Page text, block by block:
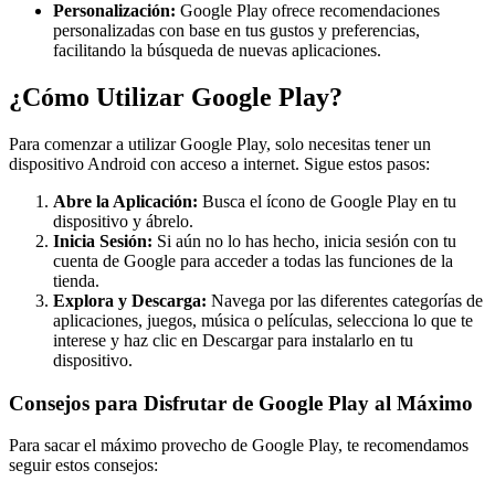
Personalización: Google Play ofrece recomendaciones
personalizadas con base en tus gustos y preferencias,
facilitando la búsqueda de nuevas aplicaciones.
¿Cómo Utilizar Google Play?
Para comenzar a utilizar Google Play, solo necesitas tener un
dispositivo Android con acceso a internet. Sigue estos pasos:
Abre la Aplicación: Busca el ícono de Google Play en tu
dispositivo y ábrelo.
Inicia Sesión: Si aún no lo has hecho, inicia sesión con tu
cuenta de Google para acceder a todas las funciones de la
tienda.
Explora y Descarga: Navega por las diferentes categorías de
aplicaciones, juegos, música o películas, selecciona lo que te
interese y haz clic en Descargar para instalarlo en tu
dispositivo.
Consejos para Disfrutar de Google Play al Máximo
Para sacar el máximo provecho de Google Play, te recomendamos
seguir estos consejos: